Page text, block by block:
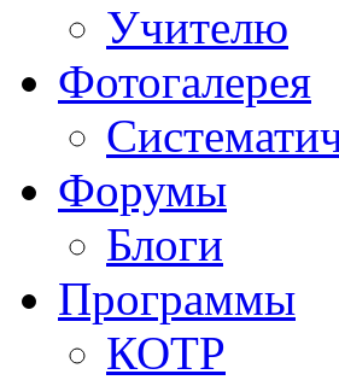
Учителю
Фотогалерея
Форумы
Блоги
Программы
КОТР